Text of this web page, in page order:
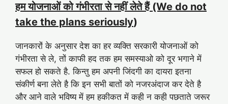
हम योजनाओं को गंभीरता से नहीं लेते हैं (We do not
take the plans seriously)
जानकारों के अनुसार देश का हर व्यक्ति सरकारी योजनाओं को
गंभीरता से ले, तों काफी हद तक हम समस्याओ को दूर भगाने में
सफल हो सकते है. किन्तु हम अपनी जिंदगी का दायरा इतना
संकीर्ण बना लेते है कि इन सभी बातों को नजरअंदाज कर देते है
और आने वाले भविष्य में हम हकीकत में कही न कही पछताते जरूर